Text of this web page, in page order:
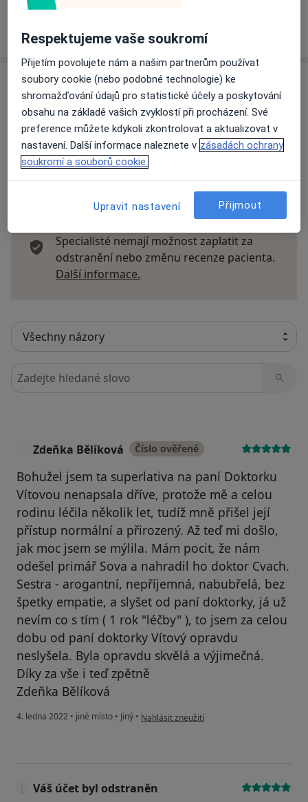
o adrese
Názory
Přidejte svůj názor
Specialisté nemají možnost zaplatit za
odstranění nebo změnu recenze pacienta.
Další informace.
Hledejte v názorech
Zdeňka Bělíková Číslo ověřené
Bohužel jsem ta superlativa na paní Doktorku
Vítovou nenapsala dříve, protože mě a celou
rodinu léčila několik let, tudíž mně přišel její
přístup normální a přirozený. Až teď mi došlo,
jak moc jsem se mýlila. Mám pocit, že nám
odešel primář Sova a nahradil ho doktor Cvach.
Sestra - arogantní, nepříjemná, nabubřelá, bez
špetky empatie, a slyšet od paní doktorky, já už
nevím co s tím ( 1 rok "léčby" ), to jsem za celou
dobu od paní doktorky Vítový opravdu
neslyšela. Byla opravdu skvělá a výjimečná.
Díky za vše i teď zpětně
Zdeňka Bělíková
4. ledna 2022 • jiné místo • Jiný • podle názoru uživatele Zdeňka Bělíková
Nahlásit zneužití
Váš účet byl odstraněn
Respektujeme vaše soukromí
Přijetím povolujete nám a našim partnerům používat
soubory cookie (nebo podobné technologie) ke
shromažďování údajů pro statistické účely a poskytování
obsahu na základě vašich zvyklostí při procházení. Své
preference můžete kdykoli zkontrolovat a aktualizovat v
nastavení. Další informace naleznete v zásadách ochrany
soukromí a souborů cookie.
Upravit nastavení Přijmout